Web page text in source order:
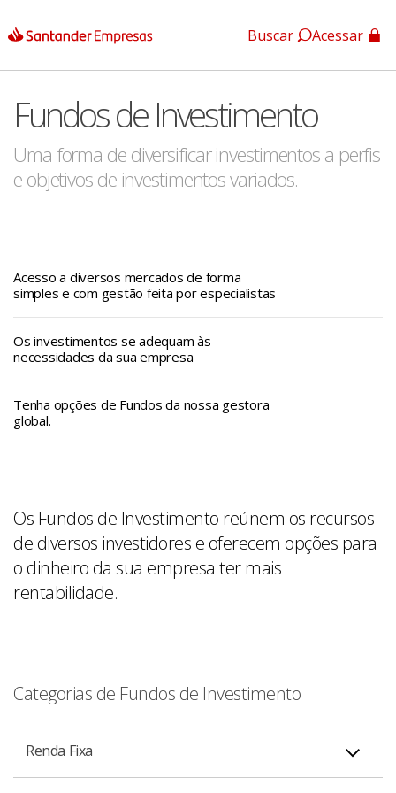
App Santander
App Santander Empresas
Buscar Acessar
Fundos de Investimento
Uma forma de diversificar investimentos a perfis
e objetivos de investimentos variados.
Acesso a diversos mercados de forma
simples e com gestão feita por especialistas
Os investimentos se adequam às
necessidades da sua empresa
Tenha opções de Fundos da nossa gestora
global.
Os Fundos de Investimento reúnem os recursos
de diversos investidores e oferecem opções para
o dinheiro da sua empresa ter mais
rentabilidade.
Categorias de Fundos de Investimento
Renda Fixa